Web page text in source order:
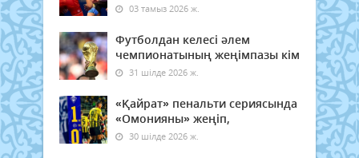
03 тамыз 2026 ж.
Футболдан келесі әлем
чемпионатының жеңімпазы кім
31 шілде 2026 ж.
«Қайрат» пенальти сериясында
«Омонияны» жеңіп,
30 шілде 2026 ж.